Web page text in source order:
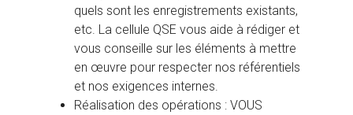
quels sont les enregistrements existants,
etc. La cellule QSE vous aide à rédiger et
vous conseille sur les éléments à mettre
en œuvre pour respecter nos référentiels
et nos exigences internes.
Réalisation des opérations : VOUS